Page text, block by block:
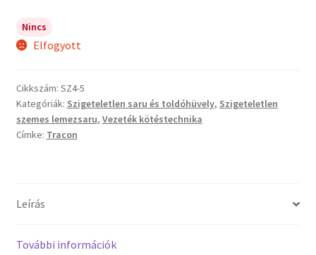
Nincs
Elfogyott
Cikkszám: SZ4-5
Kategóriák: Szigeteletlen saru és toldóhüvely, Szigeteletlen
szemes lemezsaru, Vezeték kötéstechnika
Címke: Tracon
Leírás
További információk